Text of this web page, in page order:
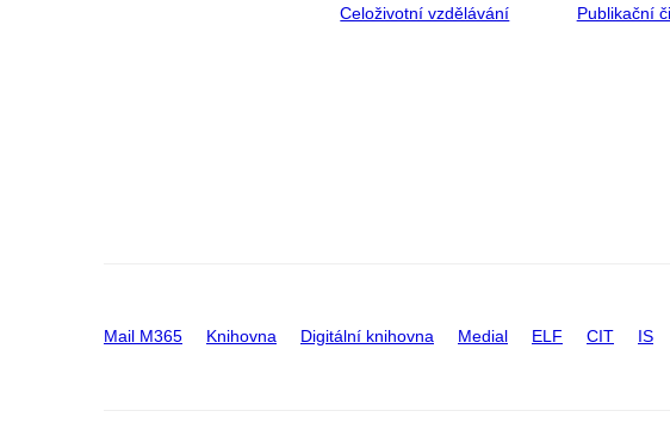
Celoživotní vzdělávání
Publikační
Mail M365 Knihovna Digitální knihovna Medial ELF CIT IS